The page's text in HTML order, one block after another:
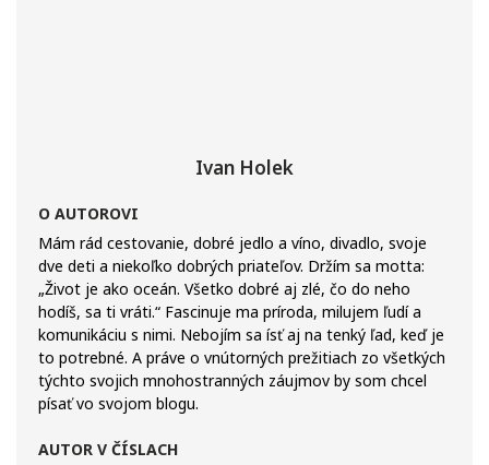
Ivan Holek
O AUTOROVI
Mám rád cestovanie, dobré jedlo a víno, divadlo, svoje
dve deti a niekoľko dobrých priateľov. Držím sa motta:
„Život je ako oceán. Všetko dobré aj zlé, čo do neho
hodíš, sa ti vráti.“ Fascinuje ma príroda, milujem ľudí a
komunikáciu s nimi. Nebojím sa ísť aj na tenký ľad, keď je
to potrebné. A práve o vnútorných prežitiach zo všetkých
týchto svojich mnohostranných záujmov by som chcel
písať vo svojom blogu.
AUTOR V ČÍSLACH